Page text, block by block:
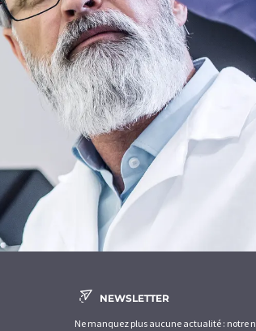
NEWSLETTER
Ne manquez plus aucune actualité : notre